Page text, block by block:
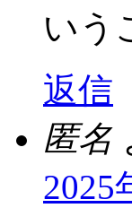
いう
返信
匿名
2025